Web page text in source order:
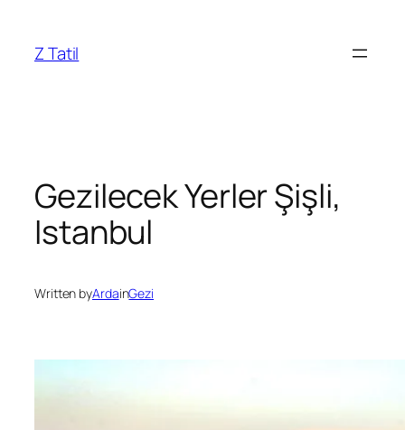
Z Tatil
Gezilecek Yerler Şişli,
Istanbul
Written byArdainGezi